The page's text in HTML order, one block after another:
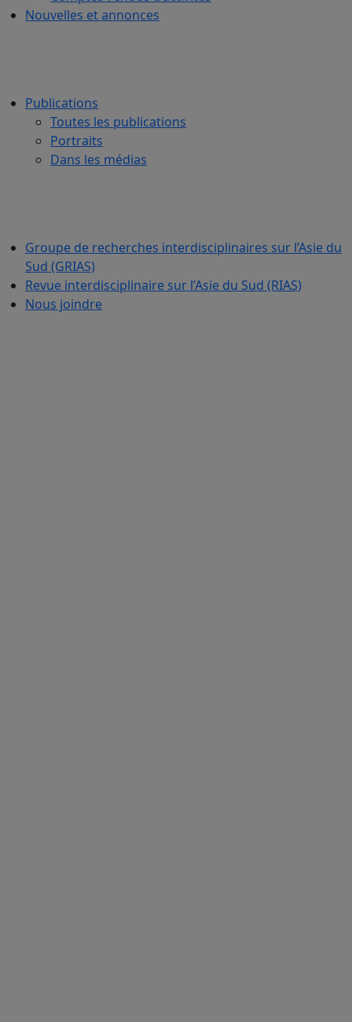
Nouvelles et annonces
Publications
Toutes les publications
Portraits
Dans les médias
Groupe de recherches interdisciplinaires sur l’Asie du
Sud (GRIAS)
Revue interdisciplinaire sur l’Asie du Sud (RIAS)
Nous joindre